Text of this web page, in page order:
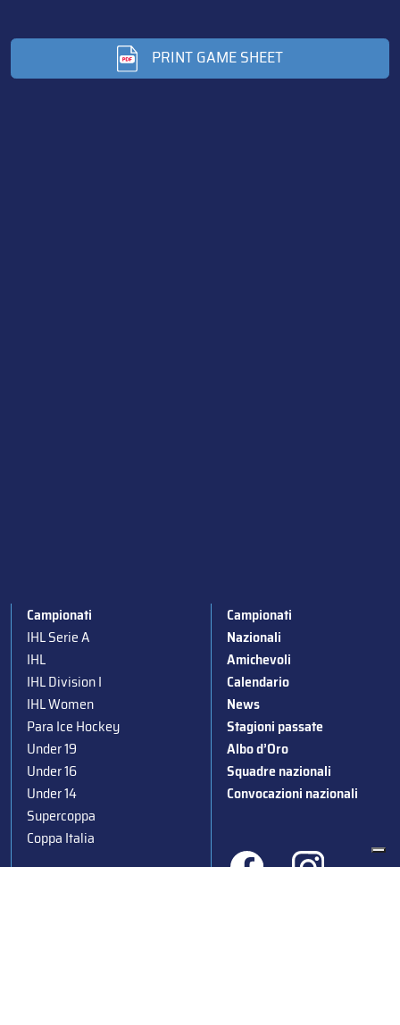
PRINT GAME SHEET
Campionati
IHL Serie A
IHL
IHL Division I
IHL Women
Para Ice Hockey
Under 19
Under 16
Under 14
Supercoppa
Coppa Italia
Campionati
Nazionali
Amichevoli
Calendario
News
Stagioni passate
Albo d’Oro
Squadre nazionali
Convocazioni nazionali